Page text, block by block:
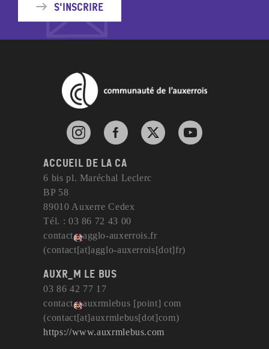
S'inscrire
Instagram de l'agglomération d'Auxerre
Facebook de l'agglomération d'Auxerre
X de l'agglomération
YouTube de
Accueil de la CA
6 bis pl. Maréchal Leclerc
BP 58
89010 Auxerre Cedex
Tél. : 03 86 72 43 00
contact
agglo-auxerrois.fr
(contact[at]agglo-auxerrois[dot]fr)
AuxR_M le bus
03 86 42 77 17
contact
auxrmlebus [point]com
(contact[at]auxrmlebus[dot]com)
https://www.auxrmlebus.com